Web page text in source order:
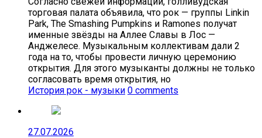
торговая палата объявила, что рок — группы Linkin
Park, The Smashing Pumpkins и Ramones получат
именные звёзды на Аллее Славы в Лос —
Анджелесе. Музыкальным коллективам дали 2
года на то, чтобы провести личную церемонию
открытия. Для этого музыканты должны не только
согласовать время открытия, но
История рок - музыки 0 comments
27.07.2026